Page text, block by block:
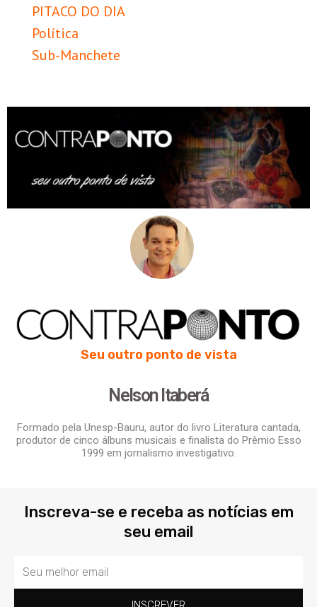
PITACO DO DIA
Política
Sub-Manchete
Seu outro ponto de vista
Nelson Itaberá
Formado pela Unesp-Bauru, autor do livro Literatura cantada,
produtor de cinco álbuns musicais e finalista do Prêmio Esso
1999 em jornalismo investigativo.
Inscreva-se e receba as notícias em
seu email
Email